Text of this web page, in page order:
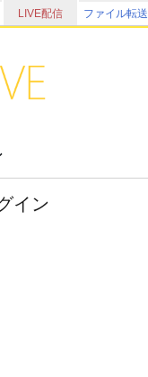
LIVE配信 ファイル転送
イン